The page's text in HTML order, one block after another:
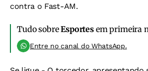
contra o Fast-AM.
Tudo sobreEsportesem primeira
Entre no canal do WhatsApp.